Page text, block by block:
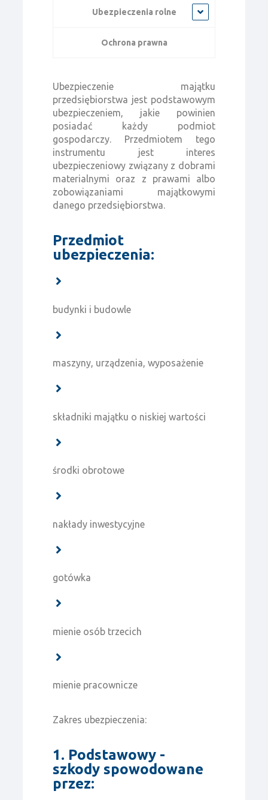
Ubezpieczenia rolne
Ochrona prawna
Ubezpieczenie majątku
przedsiębiorstwa jest podstawowym
ubezpieczeniem, jakie powinien
posiadać każdy podmiot
gospodarczy. Przedmiotem tego
instrumentu jest interes
ubezpieczeniowy związany z dobrami
materialnymi oraz z prawami albo
zobowiązaniami majątkowymi
danego przedsiębiorstwa.
Przedmiot
ubezpieczenia:
budynki i budowle
maszyny, urządzenia, wyposażenie
składniki majątku o niskiej wartości
środki obrotowe
nakłady inwestycyjne
gotówka
mienie osób trzecich
mienie pracownicze
Zakres ubezpieczenia:
1. Podstawowy -
szkody spowodowane
przez: